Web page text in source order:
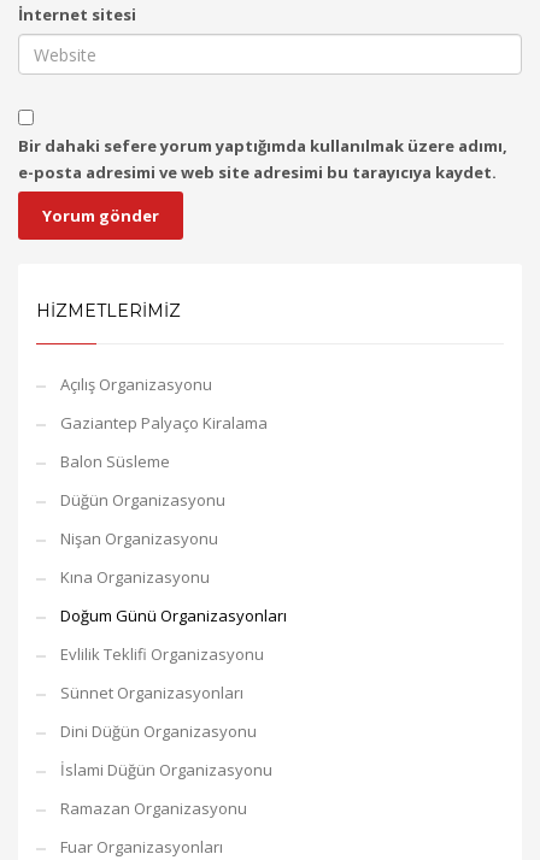
İnternet sitesi
Bir dahaki sefere yorum yaptığımda kullanılmak üzere adımı,
e-posta adresimi ve web site adresimi bu tarayıcıya kaydet.
HIZMETLERIMIZ
Açılış Organizasyonu
Gaziantep Palyaço Kiralama
Balon Süsleme
Düğün Organizasyonu
Nişan Organizasyonu
Kına Organizasyonu
Doğum Günü Organizasyonları
Evlilik Teklifi Organizasyonu
Sünnet Organizasyonları
Dini Düğün Organizasyonu
İslami Düğün Organizasyonu
Ramazan Organizasyonu
Fuar Organizasyonları